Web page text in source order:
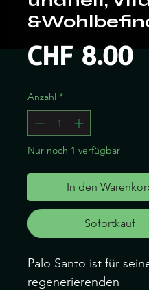
CHF 8.00
Anzahl *
Nur noch 1 verfügbar
In den
Sofortkauf
Palo Santo ist für
regenerierenden